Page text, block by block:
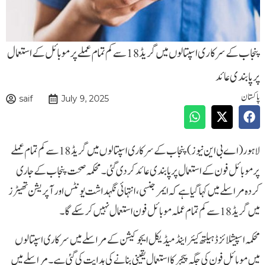
پنجاب کے سرکاری اسپتالوں میں گریڈ 18 سے کم تمام عملے پر موبائل کے استعمال
پر پابندی عائد
پاکستان saif July 9, 2025
لاہور(اے بی این نیوز)پنجاب کے سرکاری اسپتالوں میں گریڈ18 سے کم تمام عملے
پر موبائل فون کے استعمال پر پابندی عائد کر دی گئی۔محکمہ صحت پنجاب کے جاری
کردہ مراسلے میں کہا گیا ہے کہ ایمرجنسی،انتہائی نگہداشت یونٹس اور آپریشن تھیٹرز
میں گریڈ18 سے کم تمام عملہ موبائل فون استعمال نہیں کر سکے گا۔
محکمہ اسپیشلائزڈ ہیلتھ کیئر اینڈ میڈیکل ایجوکیشن کے مراسلے میں سرکاری اسپتالوں
میں موبائل فون کی جگہ پیجر کا استعمال یقینی بنانے کی ہدایت کی گئی ہے۔مراسلے میں